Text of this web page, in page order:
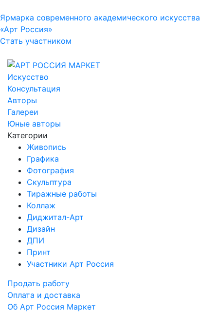
Ярмарка современного академического искусства
«Арт Россия»
Стать участником
Искусство
Консультация
Авторы
Галереи
Юные авторы
Категории
Живопись
Графика
Фотография
Скульптура
Тиражные работы
Коллаж
Диджитал-Арт
Дизайн
ДПИ
Принт
Участники Арт Россия
Продать работу
Оплата и доставка
Об Арт Россия Маркет